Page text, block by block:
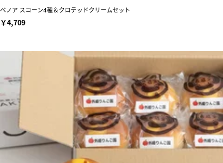
ベノア スコーン4種＆クロテッドクリームセット
￥4,709